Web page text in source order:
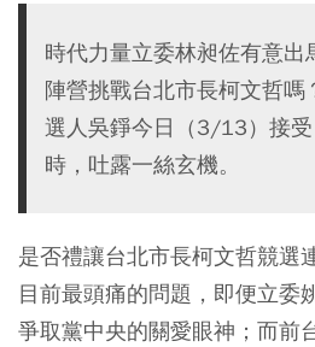
時代力量立委林昶佐有意出
陣營挑戰台北市長柯文哲嗎
選人吳錚今日（3/13）接
時，吐露一絲玄機。
是否禮讓台北市長柯文哲競選
目前最頭痛的問題，即便立委
爭取黨中央的關愛眼神；而前